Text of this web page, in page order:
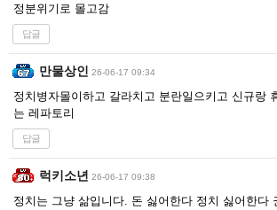
정분위기로 몰고감
답글
만물상인 26-06-17 09:34
정치병자몰이하고 갈라치고 분란일으키고 신규랑
는 레파토리
답글
럭키소년 26-06-17 09:38
정치는 그냥 삶입니다. 돈 싫어한다 정치 싫어한다